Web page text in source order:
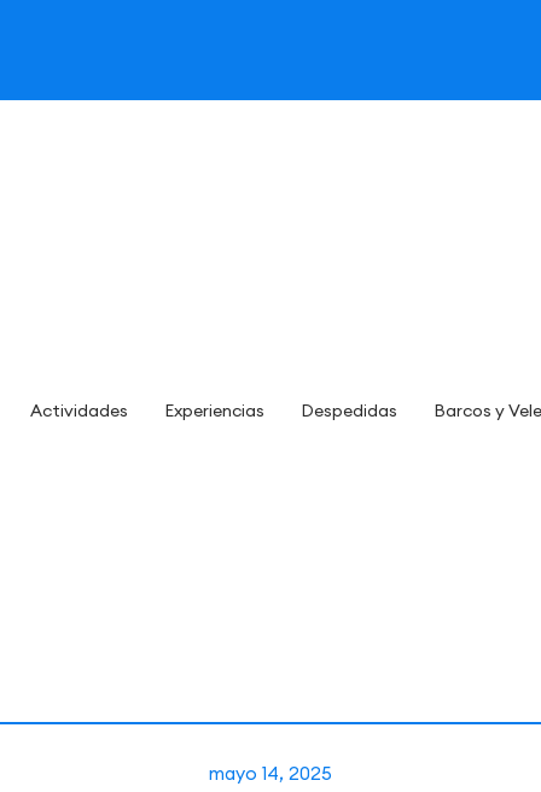
Actividades Experiencias Despedidas Barcos y
mayo 14, 2025